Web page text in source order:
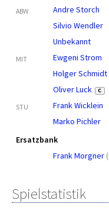
ABW
Andre Storch
Silvio Wendler
Unbekannt
MIT
Ewgeni Strom
Holger Schmidt
Oliver Luck
C
STU
Frank Wicklein
Marko Pichler
Ersatzbank
Frank Morgner (
Spielstatistik